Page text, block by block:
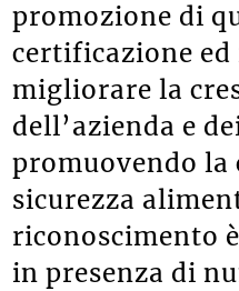
promozione di
certificazione
migliorare la
dell’azienda e
promuovendo la
sicurezza
riconoscimento
in presenza di